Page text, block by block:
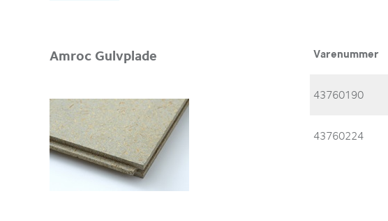
Amroc Gulvplade Varenummer
43760190
43760224